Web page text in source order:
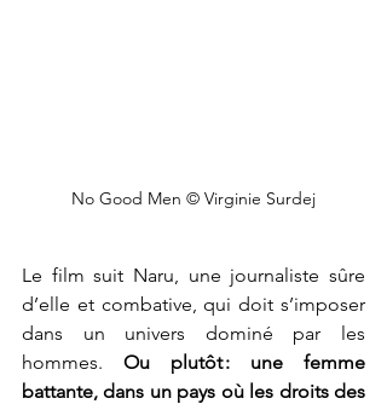
No Good Men © Virginie Surdej
Le film suit Naru, une journaliste sûre
d’elle et combative, qui doit s’imposer
dans un univers dominé par les
hommes. Ou plutôt : une femme
battante, dans un pays où les droits des